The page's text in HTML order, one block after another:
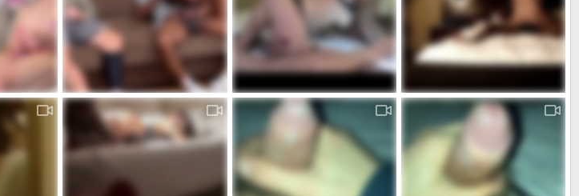
marito si sega il suo cazzo di plastica marito in sega
admin
Gen 29, 2025
2
marito si sega
admin
Mar 31, 2024
moglie bionda toro nero e marito in sega
Mar 28, 2024
1